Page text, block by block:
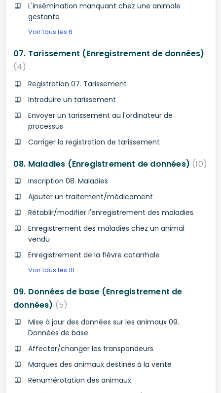
L'insémination manquant chez une animale
gestante
Voir tous les 6
07. Tarissement (Enregistrement de données)
4
Registration 07. Tarissement
Introduire un tarissement
Envoyer un tarissement au l'ordinateur de
processus
Corriger la registration de tarissement
08. Maladies (Enregistrement de données) 10
Inscription 08. Maladies
Ajouter un traitement/médicament
Rétablir/modifier l'enregistrement des maladies
Enregistrement des maladies chez un animal
vendu
Enregistrement de la fièvre catarrhale
Voir tous les 10
09. Données de base (Enregistrement de
données)
5
Mise à jour des données sur les animaux 09.
Données de base
Affecter/changer les transpondeurs
Marques des animaux destinés à la vente
Renumérotation des animaux